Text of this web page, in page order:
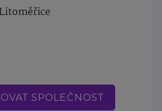
SPOLEČNOST